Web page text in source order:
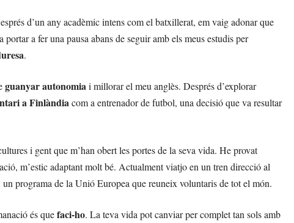
d’un any acadèmic intens com el batxillerat, em vaig adonar que
a fer una pausa abans de seguir amb els meus estudis per
.
guanyar autonomiai millorar el meu anglès. Després d’explorar
a Finlàndiacom a entrenador de futbol, una decisió que va resultar
i gent que m’han obert les portes de la seva vida. He provat
m’estic adaptant molt bé. Actualment viatjo en un tren direcció al
un programa de la Unió Europea que reuneix voluntaris de tot el món.
és quefaci-ho. La teva vida pot canviar per complet tan sols amb